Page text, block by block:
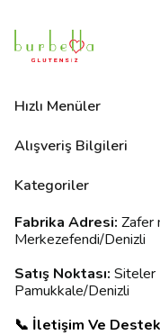
Hızlı Menüler
Alışveriş Bilgileri
Kategoriler
Fabrika Adresi: Zafer
Merkezefendi/Denizli
Satış Noktası: Siteler
Pamukkale/Denizli
📞 İletişim Ve